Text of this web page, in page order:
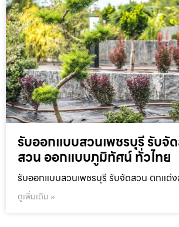
รับออกแบบสวนเพชรบุรี รับจั
สวน ออกแบบภูมิทัศน์ ทั่วไทย
รับออกแบบสวนเพชรบุรี รับจัดสวน ตกแต่
ดูเพิ่มเติม »